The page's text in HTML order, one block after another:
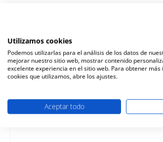
Utilizamos cookies
Podemos utilizarlas para el análisis de los datos de
mejorar nuestro sitio web, mostrar contenido
excelente experiencia en el sitio web. Para obtener
cookies que utilizamos, abre los ajustes.
Aceptar todo